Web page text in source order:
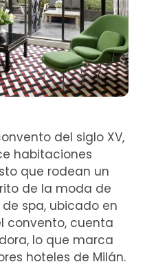
del siglo XV,
habitaciones
que rodean un
de la moda de
spa, ubicado en
convento, cuenta
lo que marca
hoteles de Milán.